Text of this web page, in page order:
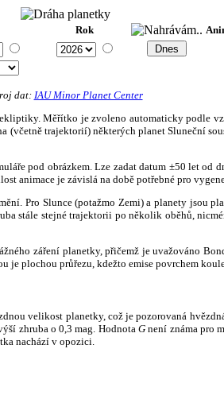
Rok
dat: IAU Minor Planet Center
Měřítko je zvoleno automaticky podle
trajektorií) některých planet Sluneční
pod obrázkem. Lze zadat datum ±50 let od
animace je závislá na době potřebné pro
Pro Slunce (potažmo Zemi) a planety
stále stejné trajektorii po několik oběhů,
záření planetky, přičemž je uvažováno
je plochou průřezu, kdežto emise povrchem
velikost planetky, což je pozorovaná
zhruba o 0,3 mag. HodnotaG není známa pro
nachází v opozici.